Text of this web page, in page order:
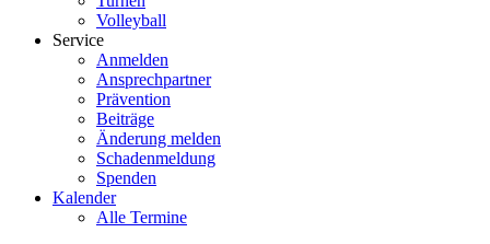
Volleyball
Service
Anmelden
Ansprechpartner
Prävention
Beiträge
Änderung melden
Schadenmeldung
Spenden
Kalender
Alle Termine